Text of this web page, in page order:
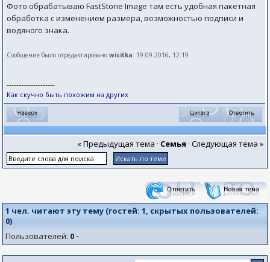
Фото обрабатываю FastStone Image там есть удобная пакетная
обработка с изменением размера, возможностью подписи и
водяного знака.
Сообщение было отредактированоwisitka: 19.09.2016, 12:19
--------------------
Как скучно быть похожим на других
« Предыдущая тема · Семья · Следующая тема »
1 чел. читают эту тему (гостей:1, скрытых пользователей:
0)
Пользователей: 0 -